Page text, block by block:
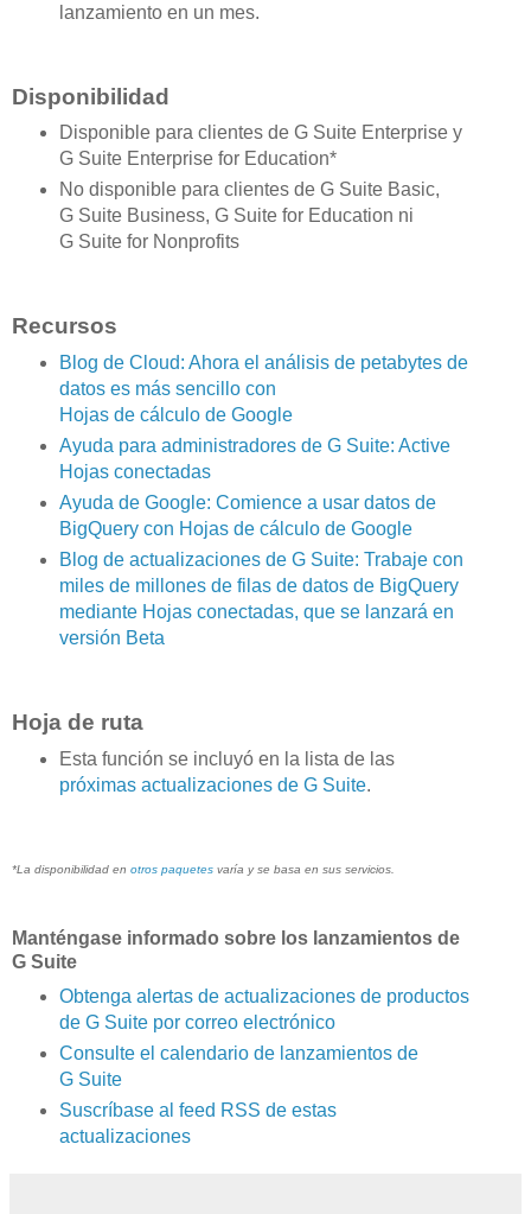
lanzamiento en un mes.
Disponibilidad
Disponible para clientes de G Suite Enterprise y
G Suite Enterprise for Education*
No disponible para clientes de G Suite Basic,
G Suite Business, G Suite for Education ni
G Suite for Nonprofits
Recursos
Blog de Cloud: Ahora el análisis de petabytes de
datos es más sencillo con
Hojas de cálculo de Google
Ayuda para administradores de G Suite: Active
Hojas conectadas
Ayuda de Google: Comience a usar datos de
BigQuery con Hojas de cálculo de Google
Blog de actualizaciones de G Suite: Trabaje con
miles de millones de filas de datos de BigQuery
mediante Hojas conectadas, que se lanzará en
versión Beta
Hoja de ruta
Esta función se incluyó en la lista de las
próximas actualizaciones de G Suite.
*La disponibilidad en otros paquetes varía y se basa en sus servicios.
Manténgase informado sobre los lanzamientos de
G Suite
Obtenga alertas de actualizaciones de productos
de G Suite por correo electrónico
Consulte el calendario de lanzamientos de
G Suite
Suscríbase al feed RSS de estas
actualizaciones